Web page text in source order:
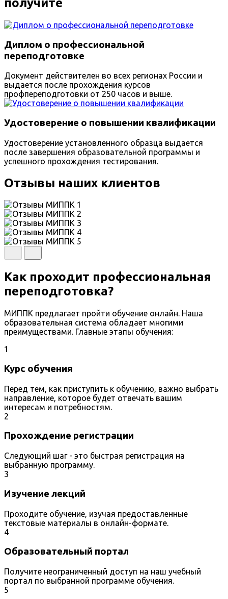
Диплом о профессиональной
переподготовке
Документ действителен во всех регионах России и
выдается после прохождения курсов
профпереподготовки от 250 часов и выше.
Удостоверение о повышении квалификации
Удостоверение установленного образца выдается
после завершения образовательной программы и
успешного прохождения тестирования.
Отзывы наших клиентов
Как проходит профессиональная
переподготовка?
МИППК предлагает пройти обучение онлайн. Наша
образовательная система обладает многими
преимуществами. Главные этапы обучения:
1
Курс обучения
Перед тем, как приступить к обучению, важно выбрать
направление, которое будет отвечать вашим
интересам и потребностям.
2
Прохождение регистрации
Следующий шаг - это быстрая регистрация на
выбранную программу.
3
Изучение лекций
Проходите обучение, изучая предоставленные
текстовые материалы в онлайн-формате.
4
Образовательный портал
Получите неограниченный доступ на наш учебный
портал по выбранной программе обучения.
5